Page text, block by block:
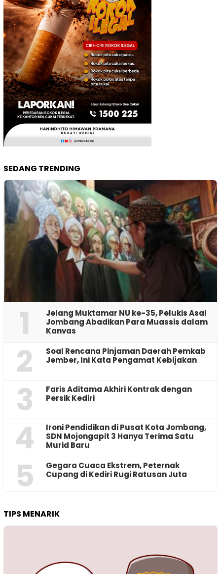
SEDANG TRENDING
1
Jelang Muktamar NU ke-35, Pelukis Asal
Jombang Abadikan Para Muassis dalam
Kanvas
2
‎Soal Rencana Pinjaman Daerah Pemkab
Jember, Ini Kata Pengamat Kebijakan ‎
3
Faris Aditama Akhiri Kontrak dengan
Persik Kediri
4
Ironi Pendidikan di Pusat Kota Jombang,
SDN Mojongapit 3 Hanya Terima Satu
Murid Baru
5
‎Gegara Cuaca Ekstrem, Peternak
Cupang di Kediri Rugi Ratusan Juta
TIPS MENARIK